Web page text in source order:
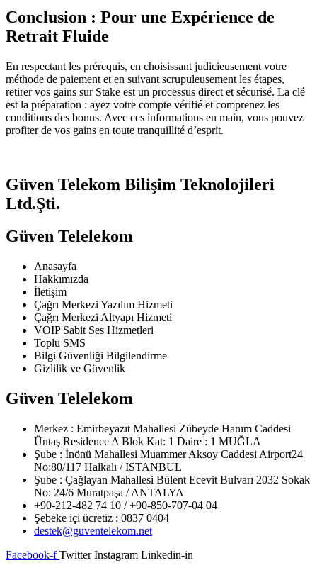
Conclusion : Pour une Expérience de
Retrait Fluide
En respectant les prérequis, en choisissant judicieusement votre
méthode de paiement et en suivant scrupuleusement les étapes,
retirer vos gains sur Stake est un processus direct et sécurisé. La clé
est la préparation : ayez votre compte vérifié et comprenez les
conditions des bonus. Avec ces informations en main, vous pouvez
profiter de vos gains en toute tranquillité d’esprit.
Güven Telekom Bilişim Teknolojileri
Ltd.Şti.
Güven Telelekom
Anasayfa
Hakkımızda
İletişim
Çağrı Merkezi Yazılım Hizmeti
Çağrı Merkezi Altyapı Hizmeti
VOIP Sabit Ses Hizmetleri
Toplu SMS
Bilgi Güvenliği Bilgilendirme
Gizlilik ve Güvenlik
Güven Telelekom
Merkez : Emirbeyazıt Mahallesi Zübeyde Hanım Caddesi
Üntaş Residence A Blok Kat: 1 Daire : 1 MUĞLA
Şube : İnönü Mahallesi Muammer Aksoy Caddesi Airport24
No:80/117 Halkalı / İSTANBUL
Şube : Çağlayan Mahallesi Bülent Ecevit Bulvarı 2032 Sokak
No: 24/6 Muratpaşa / ANTALYA
+90-212-482 74 10 / +90-850-707-04 04
Şebeke içi ücretiz : 0837 0404
destek@guventelekom.net
Facebook-f Twitter Instagram Linkedin-in